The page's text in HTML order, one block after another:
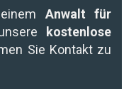
Anwalt für
kostenlose
Sie Kontakt zu